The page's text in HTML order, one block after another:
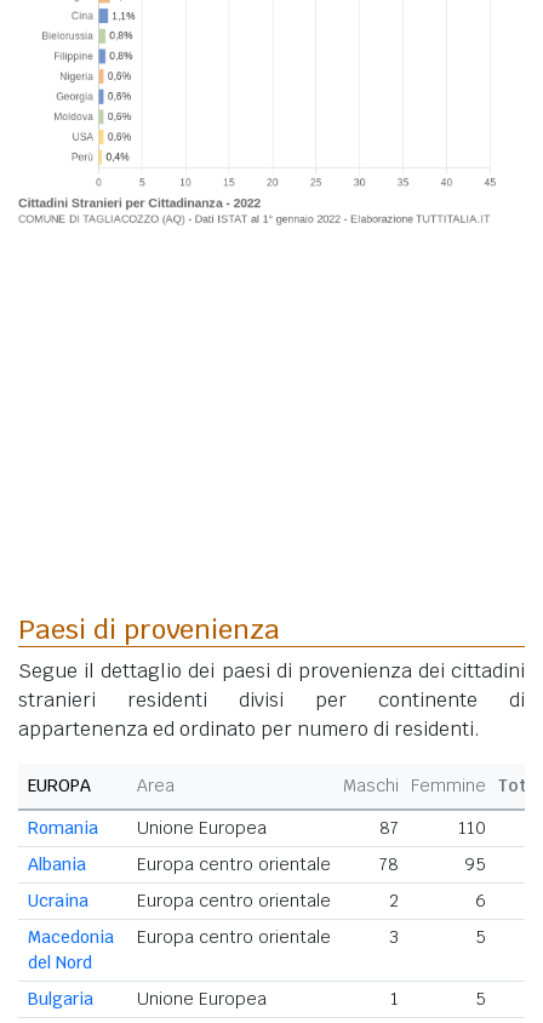
Paesi di provenienza
Segue il dettaglio dei paesi di provenienza dei cittadini
stranieri residenti divisi per continente di
appartenenza ed ordinato per numero di residenti.
EUROPA Area Maschi Femmine
Romania
Unione Europea 87 110
Albania
Europa centro orientale 78 95
Ucraina
Europa centro orientale 2 6
Macedonia
del Nord
Europa centro orientale 3 5
Bulgaria Unione Europea 1 5